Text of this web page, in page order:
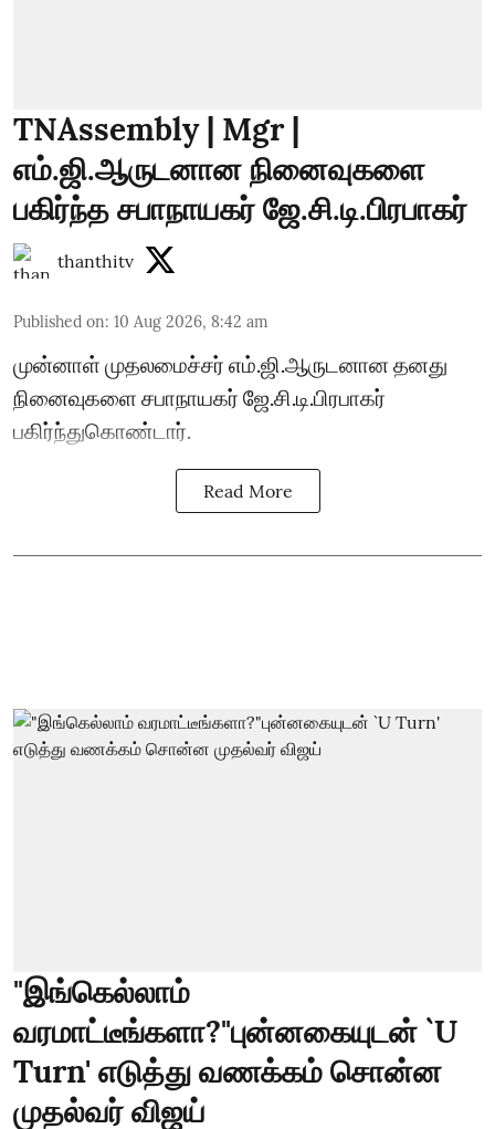
TNAssembly | Mgr |
எம்.ஜி.ஆருடனான நினைவுகளை
பகிர்ந்த சபாநாயகர் ஜே.சி.டி.பிரபாகர்
thanthitv
Published on: 10 Aug 2026, 8:42 am
முன்னாள் முதலமைச்சர் எம்.ஜி.ஆருடனான தனது
நினைவுகளை சபாநாயகர் ஜே.சி.டி.பிரபாகர்
பகிர்ந்துகொண்டார்.
Read More
"இங்கெல்லாம்
வரமாட்டீங்களா?"புன்னகையுடன் `U
Turn' எடுத்து வணக்கம் சொன்ன
முதல்வர் விஜய்